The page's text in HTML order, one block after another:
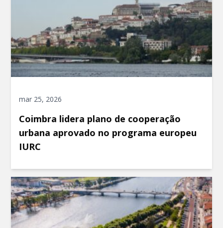
mar 25, 2026
Coimbra lidera plano de cooperação
urbana aprovado no programa europeu
IURC